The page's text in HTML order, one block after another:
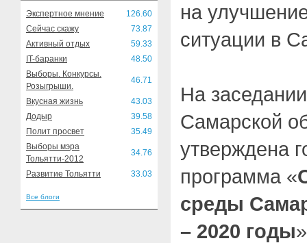
Экспертное мнение
126.60
Сейчас скажу
73.87
Активный отдых
59.33
IT-баранки
48.50
Выборы. Конкурсы.
Розыгрыши.
46.71
Вкусная жизнь
43.03
Додыр
39.58
Полит просвет
35.49
Выборы мэра
Тольятти-2012
34.76
Развитие Тольятти 33.03
Все блоги
на
ситуации в
На
Самарской
утверждена
программа «
среды
– 2020 годы